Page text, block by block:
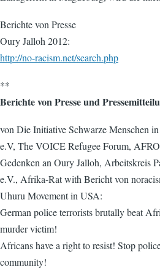
Berichte von Presse
Oury Jalloh 2012:
http://no-racism.net/search.php
**
Berichte von Presse und
von Die Initiative Schwarze Menschen
e.V, The VOICE Refugee Forum,
Gedenken an Oury Jalloh, Arbeitskreis
e.V., Afrika-Rat with Bericht von
Uhuru Movement in USA:
German police terrorists brutally beat
murder victim!
Africans have a right to resist! Stop
community!